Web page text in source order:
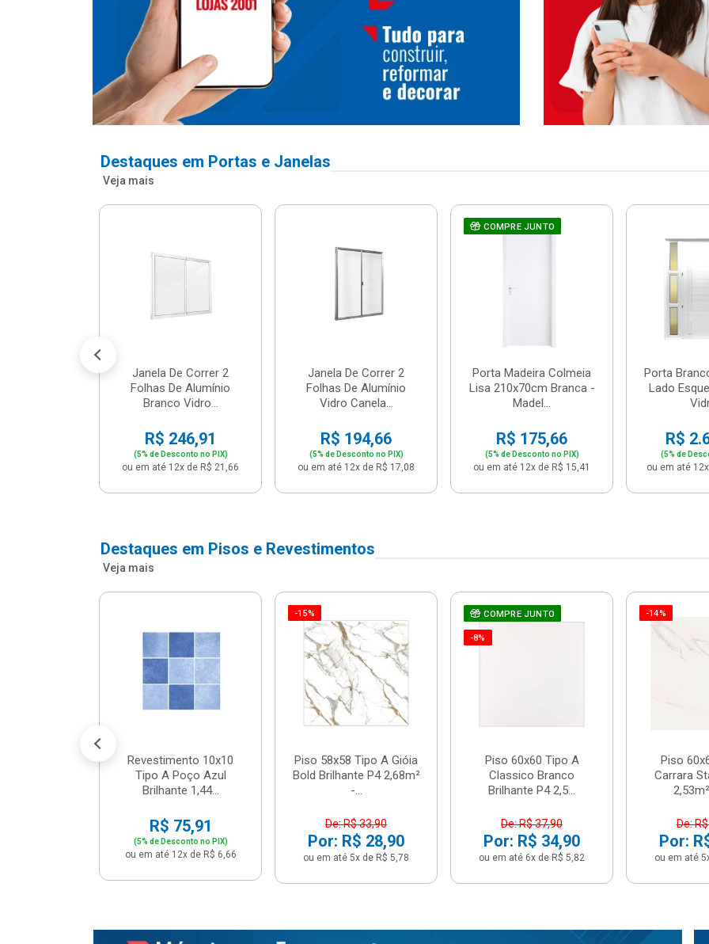
Destaques em Portas e Janelas
Veja mais
Janela De Correr 2
Folhas De Alumínio
Branco Vidro...
R$ 246,91
(5% de Desconto no PIX)
ou em até 12x de R$ 21,66
Janela De Correr 2
Folhas De Alumínio
Vidro Canela...
R$ 194,66
(5% de Desconto no PIX)
ou em até 12x de R$ 17,08
COMPRE JUNTO
Porta Madeira Colmeia
Lisa 210x70cm Branca -
Madel...
R$ 175,66
(5% de Desconto no PIX)
ou em até 12x de R$ 15,41
Porta
Lado
R$
(5% de
ou em até
Destaques em Pisos e Revestimentos
Veja mais
Revestimento 10x10
Tipo A Poço Azul
Brilhante 1,44...
R$ 75,91
(5% de Desconto no PIX)
ou em até 12x de R$ 6,66
-15%
Piso 58x58 Tipo A Gióia
Bold Brilhante P4 2,68m²
-...
De: R$ 33,90
Por: R$ 28,90
ou em até 5x de R$ 5,78
COMPRE JUNTO
-8%
Piso 60x60 Tipo A
Classico Branco
Brilhante P4 2,5...
De: R$ 37,90
Por: R$ 34,90
ou em até 6x de R$ 5,82
-14%
Piso
Carrara
De:
Por:
ou em até